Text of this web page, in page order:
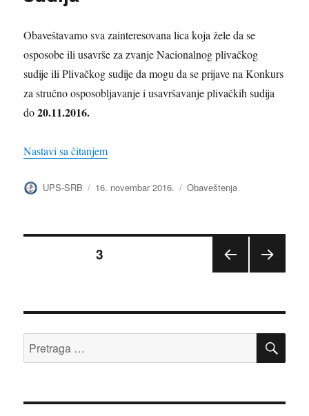
Obaveštavamo sva zainteresovana lica koja žele da se
osposobe ili usavrše za zvanje Nacionalnog plivačkog
sudije ili Plivačkog sudije da mogu da se prijave na Konkurs
za stručno osposobljavanje i usavršavanje plivačkih sudija
do20.11.2016.
Nastavi sa čitanjem„Konkurs za stručno osposobljavanje i
Autor
UPS-SRB Objavljeno
16. novembar 2016. Kategorije
Obaveštenja
Paginacija
DNA
STRA
NA
STRANICA3
STRA
NA
Pretraga
za: